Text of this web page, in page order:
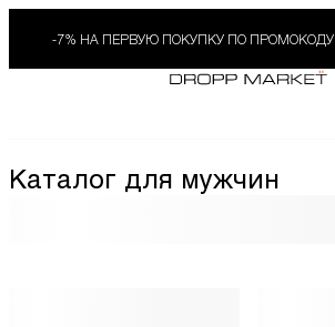
-7% НА ПЕРВУЮ ПОКУПКУ ПО ПРОМОКОДУ
Каталог для мужчин